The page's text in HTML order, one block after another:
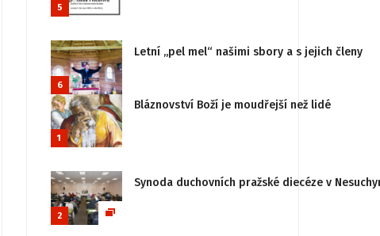
5
6
Letní „pel mel“ našimi sbory a s jejich členy
1
Bláznovství Boží je moudřejší než lidé
2
Synoda duchovních pražské diecéze v